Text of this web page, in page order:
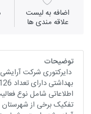
اضافه به لیست
علاقه مندی ها
توضیحات
دایرکتوری شرکت
اطلاعاتی شامل نوع
تفکیک برخی از